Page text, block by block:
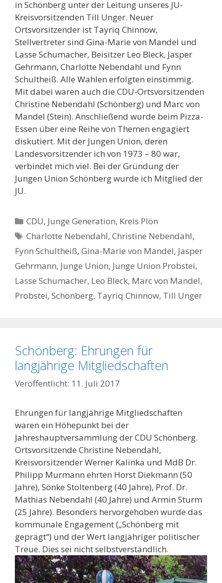
in Schönberg unter der Leitung unseres JU-
Kreisvorsitzenden Till Unger. Neuer
Ortsvorsitzender ist Tayriq Chinnow,
Stellvertreter sind Gina-Marie von Mandel und
Lasse Schumacher, Beisitzer Leo Bleck, Jasper
Gehrmann, Charlotte Nebendahl und Fynn
Schultheiß. Alle Wahlen erfolgten einstimmig.
Mit dabei waren auch die CDU-Ortsvorsitzenden
Christine Nebendahl (Schönberg) und Marc von
Mandel (Stein). Anschließend wurde beim Pizza-
Essen über eine Reihe von Themen engagiert
diskutiert. Mit der Jungen Union, deren
Landesvorsitzender ich von 1973 – 80 war,
verbindet mich viel. Bei der Gründung der
Jungen Union Schönberg wurde ich Mitglied der
JU.
Kategorien
CDU, Junge Generation, Kreis Plön
Schlagwörter
Charlotte Nebendahl,Christine Nebendahl,
Fynn Schultheiß, Gina-Marie von Mandel, Jasper
Gehrmann, Junge Union, Junge Union Probstei,
Lasse Schumacher, Leo Bleck, Marc von Mandel,
Probstei, Schönberg, Tayriq Chinnow, Till Unger
Schönberg: Ehrungen für
langjährige Mitgliedschaften
11. Juli 2017
Ehrungen für langjährige Mitgliedschaften
waren ein Höhepunkt bei der
Jahreshauptversammlung der CDU Schönberg.
Ortsvorsitzende Christine Nebendahl,
Kreisvorsitzender Werner Kalinka und MdB Dr.
Philipp Murmann ehrten Horst Diekmann (50
Jahre), Sönke Stoltenberg (40 Jahre), Prof. Dr.
Mathias Nebendahl (40 Jahre) und Armin Sturm
(25 Jahre). Besonders hervorgehoben wurde das
kommunale Engagement („Schönberg mit
geprägt“) und der Wert langjähriger politischer
Treue. Dies sei nicht selbstverständlich.